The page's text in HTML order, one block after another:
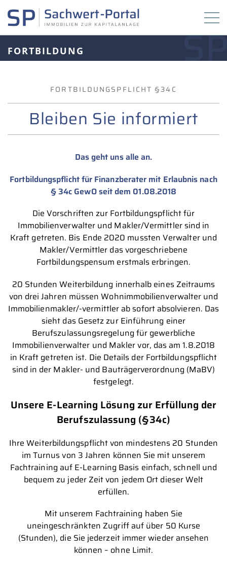
FORTBILDUNG
FORTBILDUNGSPFLICHT §34C
Bleiben Sie informiert
Das geht uns alle an.
Fortbildungspflicht für Finanzberater mit Erlaubnis nach
§ 34c GewO seit dem 01.08.2018
Die Vorschriften zur Fortbildungspflicht für
Immobilienverwalter und Makler/Vermittler sind in
Kraft getreten. Bis Ende 2020 mussten Verwalter und
Makler/Vermittler das vorgeschriebene
Fortbildungspensum erstmals erbringen.
20 Stunden Weiterbildung innerhalb eines Zeitraums
von drei Jahren müssen Wohnimmobilienverwalter und
Immobilienmakler/-vermittler ab sofort absolvieren. Das
sieht das Gesetz zur Einführung einer
Berufszulassungsregelung für gewerbliche
Immobilienverwalter und Makler vor, das am 1.8.2018
in Kraft getreten ist. Die Details der Fortbildungspflicht
sind in der Makler- und Bauträgerverordnung (MaBV)
festgelegt.
Unsere E-Learning Lösung zur Erfüllung der
Berufszulassung (§34c)
Ihre Weiterbildungspflicht von mindestens 20 Stunden
im Turnus von 3 Jahren können Sie mit unserem
Fachtraining auf E-Learning Basis einfach, schnell und
bequem zu jeder Zeit von jedem Ort dieser Welt
erfüllen.
Mit unserem Fachtraining haben Sie
uneingeschränkten Zugriff auf über 50 Kurse
(Stunden), die Sie jederzeit immer wieder ansehen
können – ohne Limit.